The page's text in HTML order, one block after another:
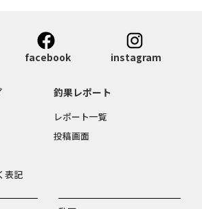
facebook instagram
表記
釣果レポート
レポート一覧
投稿画面